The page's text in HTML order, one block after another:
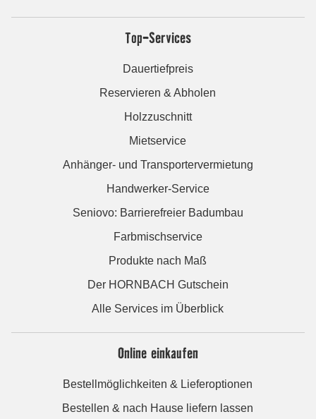
Top-Services
Dauertiefpreis
Reservieren & Abholen
Holzzuschnitt
Mietservice
Anhänger- und Transportervermietung
Handwerker-Service
Seniovo: Barrierefreier Badumbau
Farbmischservice
Produkte nach Maß
Der HORNBACH Gutschein
Alle Services im Überblick
Online einkaufen
Bestellmöglichkeiten & Lieferoptionen
Bestellen & nach Hause liefern lassen